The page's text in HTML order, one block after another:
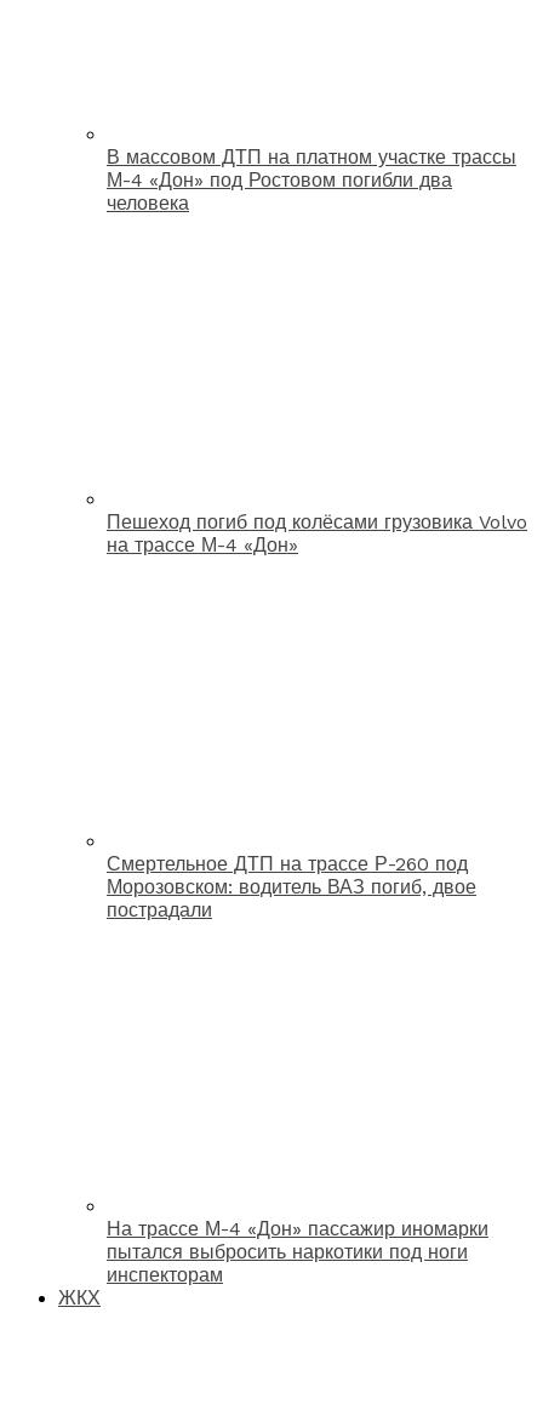
В массовом ДТП на платном участке трассы
М-4 «Дон» под Ростовом погибли два
человека
Пешеход погиб под колёсами грузовика Volvo
на трассе М-4 «Дон»
Смертельное ДТП на трассе Р-260 под
Морозовском: водитель ВАЗ погиб, двое
пострадали
На трассе М-4 «Дон» пассажир иномарки
пытался выбросить наркотики под ноги
инспекторам
ЖКХ